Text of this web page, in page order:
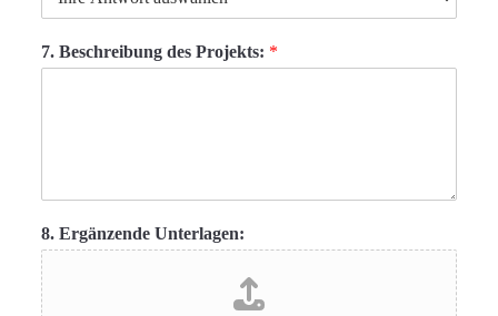
7. Beschreibung des Projekts: *
8. Ergänzende Unterlagen: